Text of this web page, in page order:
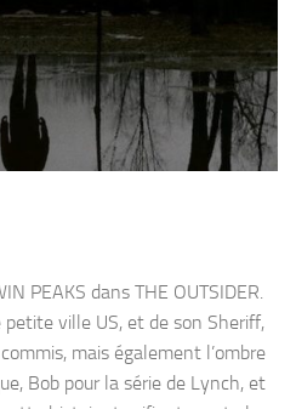
PEAKS dans THE OUTSIDER.
petite ville US, et de son Sheriff,
mais également l’ombre
Bob pour la série de Lynch, et